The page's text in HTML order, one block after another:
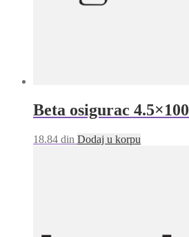
Beta osigurac 4.5×100
18.84 din Dodaj u korpu